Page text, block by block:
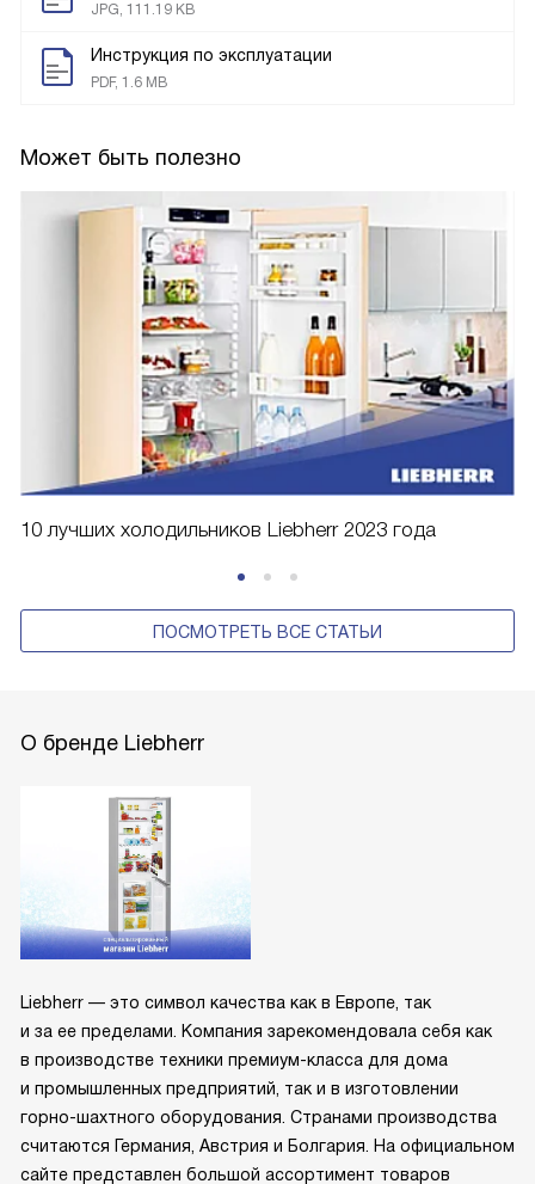
JPG, 111.19 KB
Инструкция по эксплуатации
PDF, 1.6 MB
Может быть полезно
10 лучших холодильников Liebherr 2023 года
ПОСМОТРЕТЬ ВСЕ СТАТЬИ
О бренде Liebherr
Liebherr — это символ качества как в Европе, так
и за ее пределами. Компания зарекомендовала себя как
в производстве техники премиум-класса для дома
и промышленных предприятий, так и в изготовлении
горно-шахтного оборудования. Странами производства
считаются Германия, Австрия и Болгария. На официальном
сайте представлен большой ассортимент товаров